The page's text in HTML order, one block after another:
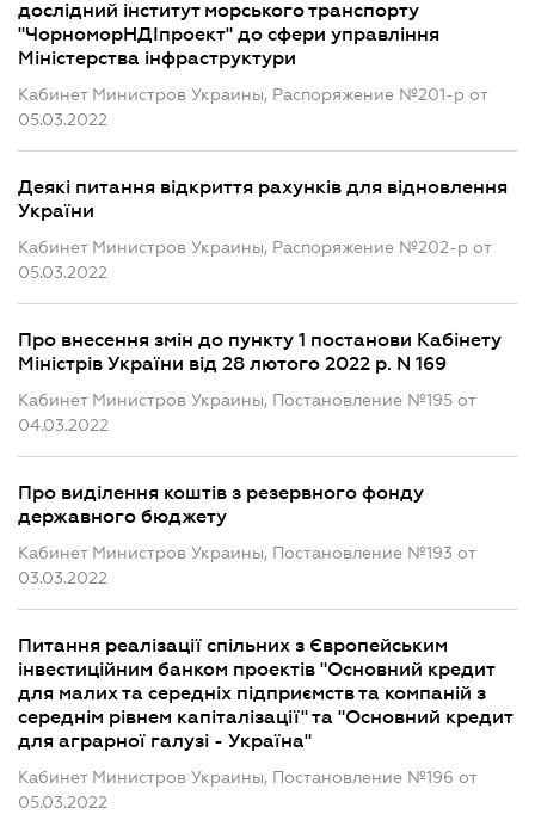
дослідний інститут морського транспорту
"ЧорноморНДІпроект" до сфери управління
Міністерства інфраструктури
Кабинет Министров Украины, Распоряжение №201-р от
05.03.2022
Деякі питання відкриття рахунків для відновлення
України
Кабинет Министров Украины, Распоряжение №202-р от
05.03.2022
Про внесення змін до пункту 1 постанови Кабінету
Міністрів України від 28 лютого 2022 р. N 169
Кабинет Министров Украины, Постановление №195 от
04.03.2022
Про виділення коштів з резервного фонду
державного бюджету
Кабинет Министров Украины, Постановление №193 от
03.03.2022
Питання реалізації спільних з Європейським
інвестиційним банком проектів "Основний кредит
для малих та середніх підприємств та компаній з
середнім рівнем капіталізації" та "Основний кредит
для аграрної галузі - Україна"
Кабинет Министров Украины, Постановление №196 от
05.03.2022